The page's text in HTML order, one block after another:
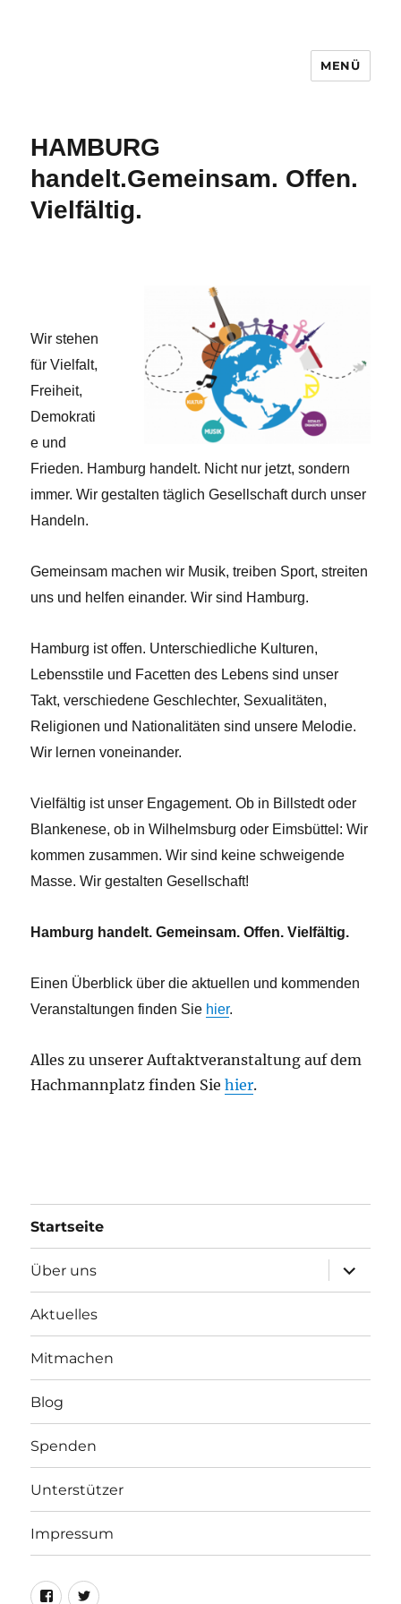
MENÜ
HAMBURG
handelt.Gemeinsam. Offen.
Vielfältig.
Wir stehen
für Vielfalt,
Freiheit,
Demokrati
e und
Frieden. Hamburg handelt. Nicht nur jetzt, sondern
immer. Wir gestalten täglich Gesellschaft durch unser
Handeln.
Gemeinsam machen wir Musik, treiben Sport, streiten
uns und helfen einander. Wir sind Hamburg.
Hamburg ist offen. Unterschiedliche Kulturen,
Lebensstile und Facetten des Lebens sind unser
Takt, verschiedene Geschlechter, Sexualitäten,
Religionen und Nationalitäten sind unsere Melodie.
Wir lernen voneinander.
Vielfältig ist unser Engagement. Ob in Billstedt oder
Blankenese, ob in Wilhelmsburg oder Eimsbüttel: Wir
kommen zusammen. Wir sind keine schweigende
Masse. Wir gestalten Gesellschaft!
Hamburg handelt. Gemeinsam. Offen. Vielfältig.
Einen Überblick über die aktuellen und kommenden
Veranstaltungen finden Sie hier.
Alles zu unserer Auftaktveranstaltung auf dem
Hachmannplatz finden Siehier.
Startseite
Über uns
öffnen
Aktuelles
Mitmachen
Blog
Spenden
Unterstützer
Impressum
FacebookTwitter